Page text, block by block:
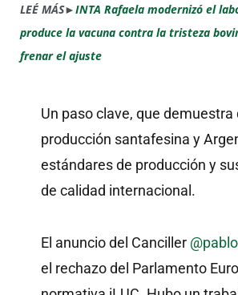
LEÉ MÁS►INTA Rafaela modernizó el
produce la vacuna contra la tristeza
frenar el ajuste
Un paso clave, que demuestra
producción santafesina y
estándares de producción y
de calidad internacional.
El anuncio del Canciller
el rechazo del Parlamento